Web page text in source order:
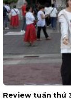
Review tuần thứ